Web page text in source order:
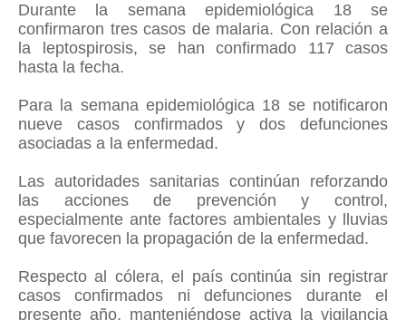
Durante la semana epidemiológica 18 se
confirmaron tres casos de malaria. Con relación a
la leptospirosis, se han confirmado 117 casos
hasta la fecha.
Para la semana epidemiológica 18 se notificaron
nueve casos confirmados y dos defunciones
asociadas a la enfermedad.
Las autoridades sanitarias continúan reforzando
las acciones de prevención y control,
especialmente ante factores ambientales y lluvias
que favorecen la propagación de la enfermedad.
Respecto al cólera, el país continúa sin registrar
casos confirmados ni defunciones durante el
presente año, manteniéndose activa la vigilancia